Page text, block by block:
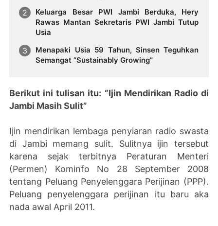
Keluarga Besar PWI Jambi Berduka, Hery
Rawas Mantan Sekretaris PWI Jambi Tutup
Usia
Menapaki Usia 59 Tahun, Sinsen Teguhkan
Semangat “Sustainably Growing”
Berikut ini tulisan itu: “Ijin Mendirikan Radio di
Jambi Masih Sulit”
Ijin mendirikan lembaga penyiaran radio swasta
di Jambi memang sulit. Sulitnya ijin tersebut
karena sejak terbitnya Peraturan Menteri
(Permen) Kominfo No 28 September 2008
tentang Peluang Penyelenggara Perijinan (PPP).
Peluang penyelenggara perijinan itu baru aka
nada awal April 2011.